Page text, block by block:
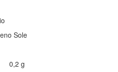
Sole
0,2 g